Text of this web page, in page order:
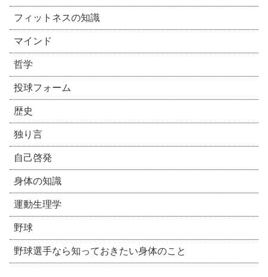
フィットネスの知識
マインド
哲学
投球フォーム
歴史
独り言
自己啓発
身体の知識
運動生理学
野球
野球選手なら知っておきたい身体のこと